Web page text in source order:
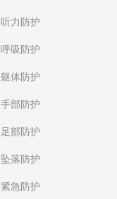
听力防护
呼吸防护
躯体防护
手部防护
足部防护
坠落防护
紧急防护